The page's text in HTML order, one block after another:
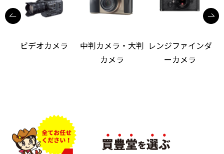
ビデオカメラ
中判カメラ・大判
カメラ
レンジファインダ
ーカメラ